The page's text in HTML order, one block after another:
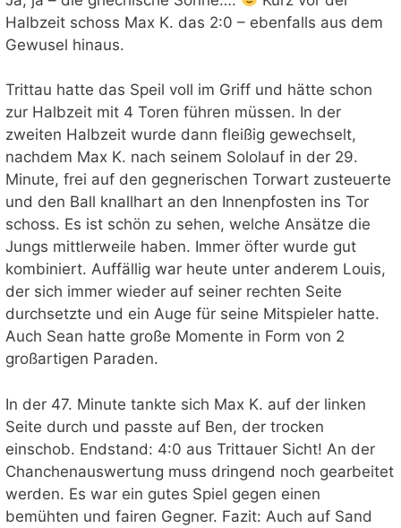
Halbzeit schoss Max K. das 2:0 – ebenfalls aus dem
Gewusel hinaus.
Trittau hatte das Speil voll im Griff und hätte schon
zur Halbzeit mit 4 Toren führen müssen. In der
zweiten Halbzeit wurde dann fleißig gewechselt,
nachdem Max K. nach seinem Sololauf in der 29.
Minute, frei auf den gegnerischen Torwart zusteuerte
und den Ball knallhart an den Innenpfosten ins Tor
schoss. Es ist schön zu sehen, welche Ansätze die
Jungs mittlerweile haben. Immer öfter wurde gut
kombiniert. Auffällig war heute unter anderem Louis,
der sich immer wieder auf seiner rechten Seite
durchsetzte und ein Auge für seine Mitspieler hatte.
Auch Sean hatte große Momente in Form von 2
großartigen Paraden.
In der 47. Minute tankte sich Max K. auf der linken
Seite durch und passte auf Ben, der trocken
einschob. Endstand: 4:0 aus Trittauer Sicht! An der
Chanchenauswertung muss dringend noch gearbeitet
werden. Es war ein gutes Spiel gegen einen
bemühten und fairen Gegner. Fazit: Auch auf Sand